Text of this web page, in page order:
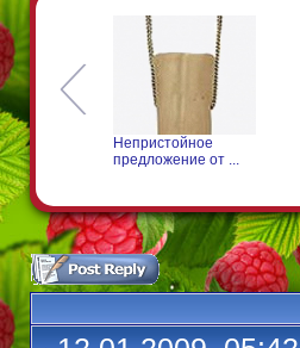
Непристойное
предложение от ...